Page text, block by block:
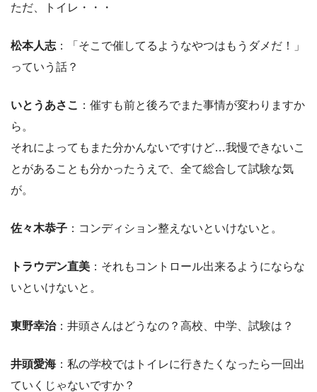
ただ、トイレ・・・
松本人志 ：「そこで催してるようなやつはもうダメだ！」
っていう話？
いとうあさこ
：催すも前と後ろでまた事情が変わりますか
ら。
それによってもまた分かんないですけど…我慢できないこ
とがあることも分かったうえで、全て総合して試験な気
が。
佐々木恭子 ：コンディション整えないといけないと。
トラウデン直美 ：それもコントロール出来るようにならな
いといけないと。
東野幸治：井頭さんはどうなの？高校、中学、試験は？
井頭愛海 ：私の学校ではトイレに行きたくなったら一回出
ていくじゃないですか？